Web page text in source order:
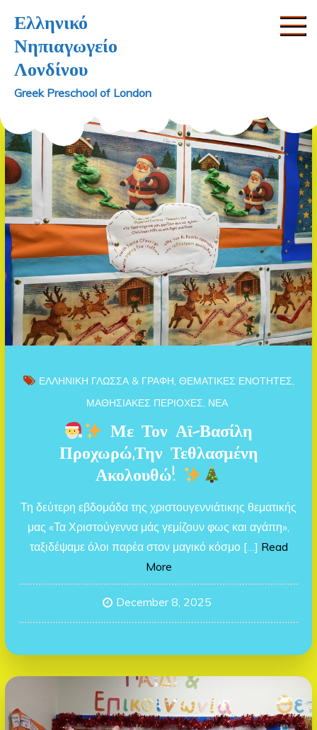
content
Ελληνικό
Νηπιαγωγείο
Λονδίνου
Greek Preschool of London
ΕΛΛΗΝΙΚΗ ΓΛΩΣΣΑ & ΓΡΑΦΗ ΘΕΜΑΤΙΚΕΣ ΕΝΟΤΗΤΕΣ
ΜΑΘΗΣΙΑΚΕΣ ΠΕΡΙΟΧΕΣ ΝΕΑ
Με Τον Αϊ-Βασίλη
Προχωρώ,την Τεθλασμένη
Ακολουθώ!
Τη δεύτερη εβδομάδα της χριστουγεννιάτικης θεματικής
μας «Τα Χριστούγεννα μάς γεμίζουν φως και αγάπη»,
ταξιδέψαμε όλοι παρέα στον μαγικό κόσμο […] Read
More
December 8, 2025